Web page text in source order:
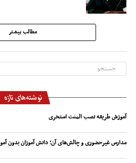
مطالب بیشتر
نوشته‌های تازه
آموزش طریقه نصب المنت استخری
مدارس غیرحضوری و چالش‌های آن؛ دانش آموزان بدون